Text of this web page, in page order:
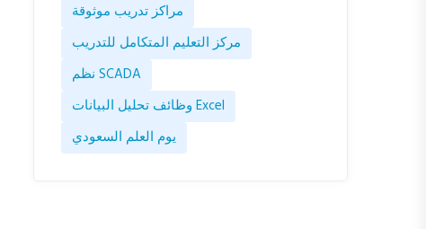
مراكز تدريب موثوقة
مركز التعليم المتكامل للتدريب
نظم SCADA
وظائف تحليل البيانات Excel
يوم العلم السعودي